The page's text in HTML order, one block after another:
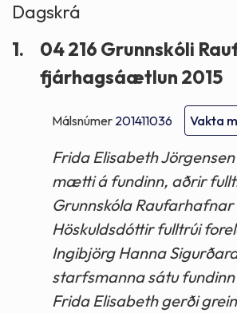
Dagskrá
1.
04 216 Grunnskóli
fjárhagsáætlun 2015
Málsnúmer 201411036 Vakta
Frida Elisabeth
mætti á fundinn, aðrir
Grunnskóla
Höskuldsdóttir fulltrúi
Ingibjörg Hanna
starfsmanna sátu
Frida Elisabeth gerði